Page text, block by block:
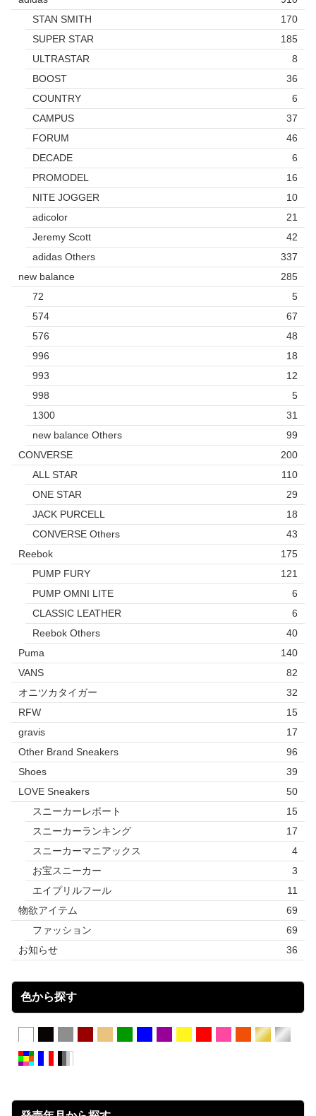
STAN SMITH
170
SUPER STAR
185
ULTRASTAR
8
BOOST
36
COUNTRY
6
CAMPUS
37
FORUM
46
DECADE
6
PROMODEL
16
NITE JOGGER
10
adicolor
21
Jeremy Scott
42
adidas Others
337
new balance
285
72
5
574
67
576
48
996
18
993
12
998
5
1300
31
new balance Others
99
CONVERSE
200
ALL STAR
110
ONE STAR
29
JACK PURCELL
18
CONVERSE Others
43
Reebok
175
PUMP FURY
121
PUMP OMNI LITE
6
CLASSIC LEATHER
6
Reebok Others
40
Puma
140
VANS
82
オニツカタイガー
32
RFW
15
gravis
17
Other Brand Sneakers
96
Shoes
39
LOVE Sneakers
50
スニーカーレポート
15
スニーカーランキング
17
スニーカーマニアックス
4
お宝スニーカー
3
エイプリルフール
11
物欲アイテム
69
ファッション
69
お知らせ
36
色から探す